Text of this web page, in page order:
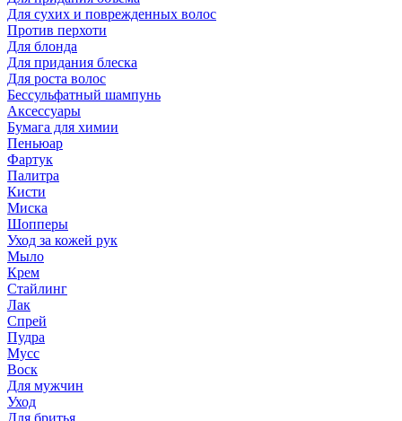
Для сухих и поврежденных волос
Против перхоти
Для блонда
Для придания блеска
Для роста волос
Бессульфатный шампунь
Аксессуары
Бумага для химии
Пеньюар
Фартук
Палитра
Кисти
Миска
Шопперы
Уход за кожей рук
Мыло
Крем
Стайлинг
Лак
Спрей
Пудра
Мусс
Воск
Для мужчин
Уход
Для бритья